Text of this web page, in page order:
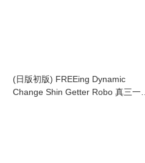
(日版初版) FREEing Dynamic
Change Shin Getter Robo 真三一萬